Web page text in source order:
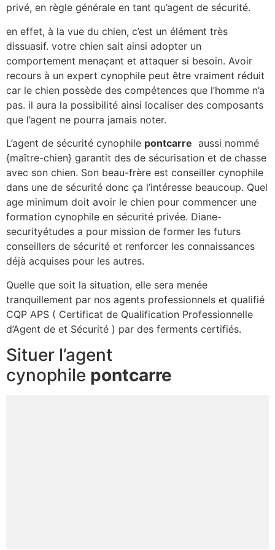
privé, en règle générale en tant qu’agent de sécurité.
en effet, à la vue du chien, c’est un élément très
dissuasif. votre chien sait ainsi adopter un
comportement menaçant et attaquer si besoin. Avoir
recours à un expert cynophile peut être vraiment réduit
car le chien possède des compétences que l’homme n’a
pas. il aura la possibilité ainsi localiser des composants
que l’agent ne pourra jamais noter.
L’agent de sécurité cynophile pontcarre aussi nommé
{maître-chien} garantit des de sécurisation et de chasse
avec son chien. Son beau-frère est conseiller cynophile
dans une de sécurité donc ça l’intéresse beaucoup. Quel
age minimum doit avoir le chien pour commencer une
formation cynophile en sécurité privée. Diane-
securityétudes a pour mission de former les futurs
conseillers de sécurité et renforcer les connaissances
déjà acquises pour les autres.
Quelle que soit la situation, elle sera menée
tranquillement par nos agents professionnels et qualifié
CQP APS ( Certificat de Qualification Professionnelle
d’Agent de et Sécurité ) par des ferments certifiés.
Situer l’agent
cynophile pontcarre